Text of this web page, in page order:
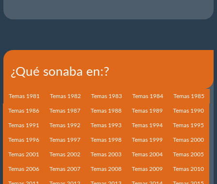
¿Qué sonaba en:?
Temas 1981 Temas 1982 Temas 1983 Temas 1984 Temas 1985
Temas 1986 Temas 1987 Temas 1988 Temas 1989 Temas 1990
Temas 1991 Temas 1992 Temas 1993 Temas 1994 Temas 1995
Temas 1996 Temas 1997 Temas 1998 Temas 1999 Temas 2000
Temas 2001 Temas 2002 Temas 2003 Temas 2004 Temas 2005
Temas 2006 Temas 2007 Temas 2008 Temas 2009 Temas 2010